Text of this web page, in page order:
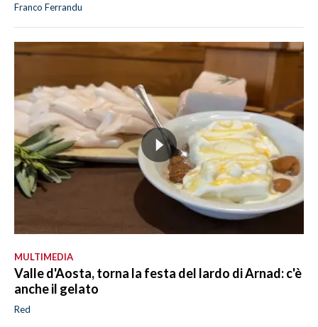
Franco Ferrandu
MULTIMEDIA
Valle d'Aosta, torna la festa del lardo di Arnad: c'è
anche il gelato
Red